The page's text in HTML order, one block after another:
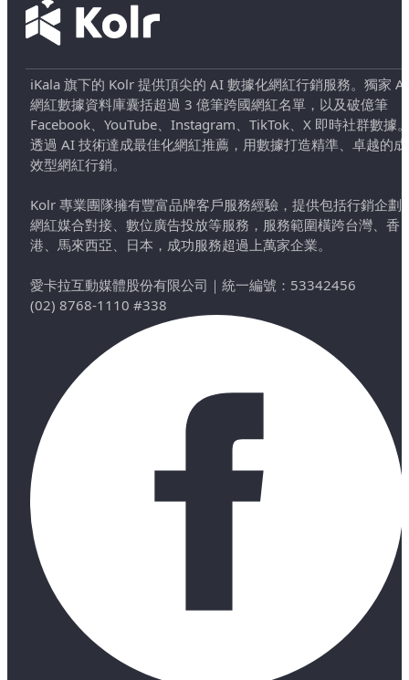
iKala 旗下的 Kolr 提供頂尖的 AI 數據化網紅行銷服務。獨家 AI
網紅數據資料庫囊括超過 3 億筆跨國網紅名單，以及破億筆
Facebook、YouTube、Instagram、TikTok、X 即時社群數據
透過 AI 技術達成最佳化網紅推薦，用數據打造精準、卓越的成
效型網紅行銷。
Kolr 專業團隊擁有豐富品牌客戶服務經驗，提供包括行銷企劃
網紅媒合對接、數位廣告投放等服務，服務範圍橫跨台灣、香
港、馬來西亞、日本，成功服務超過上萬家企業。
愛卡拉互動媒體股份有限公司 ｜ 統一編號：53342456
(02) 8768-1110 #338